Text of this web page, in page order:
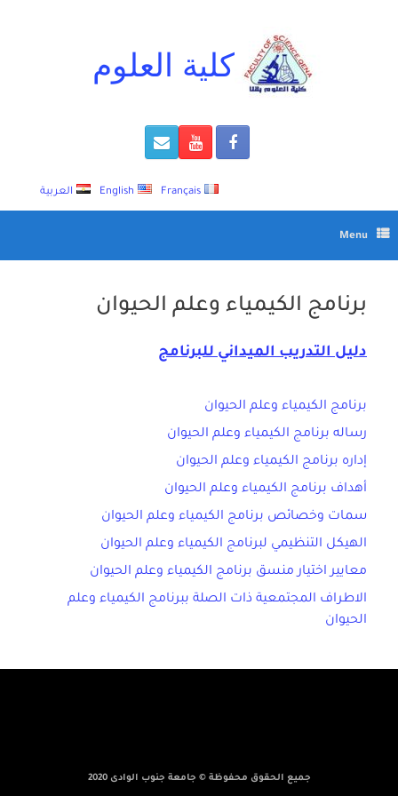
كلية العلوم
العربية English Français
Menu
برنامج الكيمياء وعلم الحيوان
دليل التدريب الميداني للبرنامج
برنامج الكيمياء وعلم الحيوان
رساله برنامج الكيمياء وعلم الحيوان
إداره برنامج الكيمياء وعلم الحيوان
أهداف برنامج الكيمياء وعلم الحيوان
سمات وخصائص برنامج الكيمياء وعلم الحيوان
الهيكل التنظيمي لبرنامج الكيمياء وعلم الحيوان
معايير اختيار منسق برنامج الكيمياء وعلم الحيوان
الاطراف المجتمعية ذات الصلة ببرنامج الكيمياء وعلم
الحيوان
جميع الحقوق محفوظة © جامعة جنوب الوادى 2020